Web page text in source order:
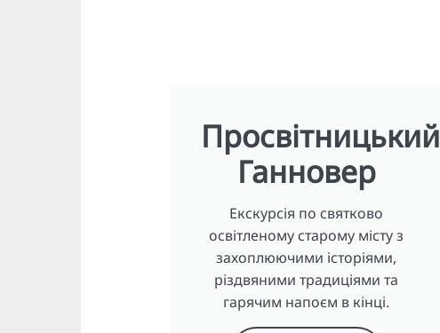
Просвітницький
Ганновер
Екскурсія по святково
освітленому старому місту з
захоплюючими історіями,
різдвяними традиціями та
гарячим напоєм в кінці.